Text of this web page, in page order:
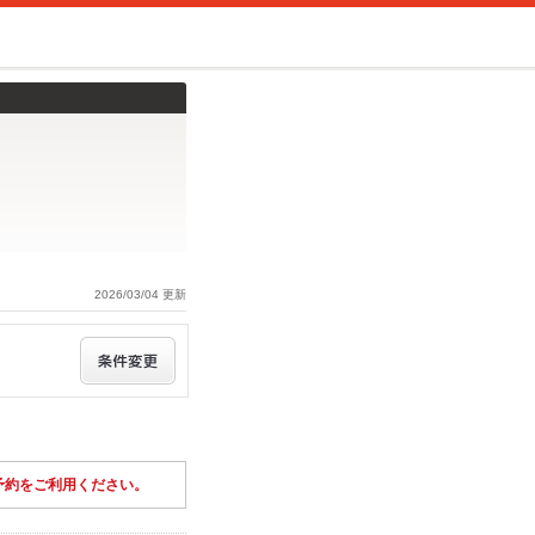
2026/03/04 更新
をご利用ください。